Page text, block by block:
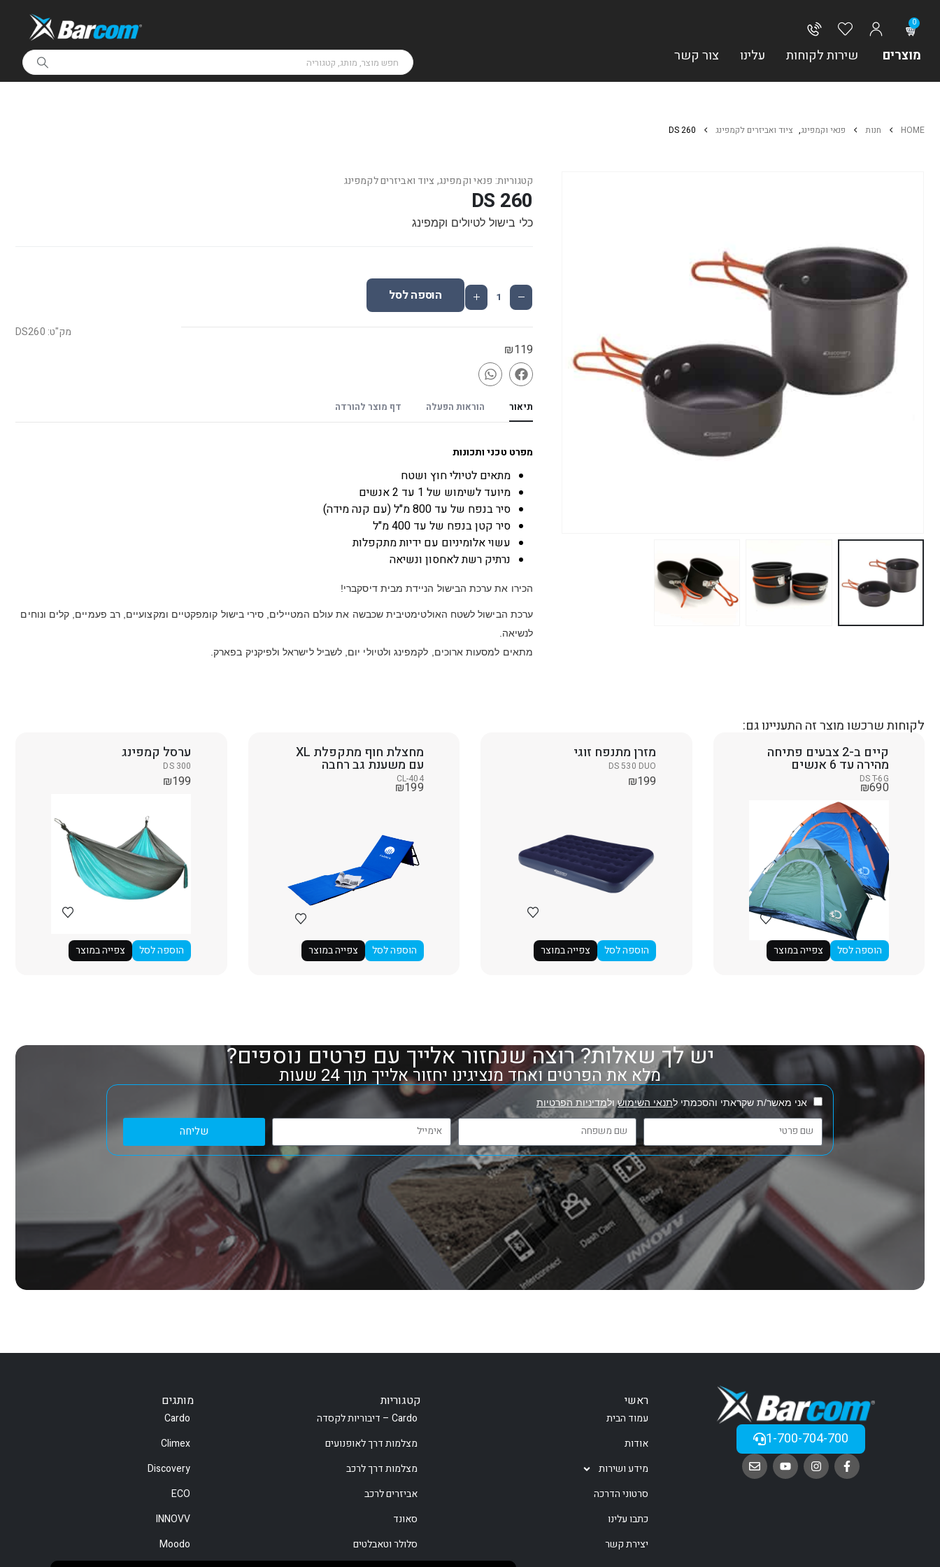
0
מוצרים שירות לקוחות עלינו צור קשר
HOME חנות פנאי וקמפינג, ציוד ואביזרים לקמפינג DS 260
קטגוריות: פנאי וקמפינג, ציוד ואביזרים לקמפינג
DS 260
כלי בישול לטיולים וקמפינג
₪119
מק"ט: DS260
הוספה לסל
תיאור הוראות הפעלה דף מוצר להורדה
מפרט טכני ותכונות
מתאים לטיולי חוץ ושטח
מיועד לשימוש של 1 עד 2 אנשים
סיר בנפח של עד 800 מ"ל (עם קנה מידה)
סיר קטן בנפח של עד 400 מ"ל
עשוי אלומיניום עם ידיות מתקפלות
נרתיק רשת לאחסון ונשיאה
הכירו את ערכת הבישול הניידת מבית דיסקברי!
ערכת הבישול לשטח האולטימטיבית שכבשה את עולם המטיילים, סירי בישול קומפקטיים ומקצועיים, רב פעמיים, קלים ונוחים
לנשיאה.
מתאים למסעות ארוכים, לקמפינג ולטיולי יום, לשביל לישראל ולפיקניק בפארק.
לקוחות שרכשו מוצר זה התעניינו גם:
קיים ב-2 צבעים פתיחה
מהירה עד 6 אנשים
DS T-6G
₪690
הוספה לסל צפייה במוצר
מזרן מתנפח זוגי
DS 530 DUO
₪199
הוספה לסל צפייה במוצר
מחצלת חוף מתקפלת XL
עם משענת גב רחבה
CL-404
₪199
הוספה לסל צפייה במוצר
ערסל קמפינג
DS 300
₪199
הוספה לסל צפייה במוצר
יש לך שאלות? רוצה שנחזור אלייך עם פרטים נוספים?
מלא את הפרטים ואחד מנציגינו יחזור אלייך תוך 24 שעות
אני מאשר/ת שקראתי והסכמתי לתנאי השימושולמדיניות הפרטיות
שליחה
1-700-704-700
ראשי
עמוד הבית
אודות
מידע ושירות
סרטוני הדרכה
כתבו עלינו
יצירת קשר
קטגוריות
Cardo – דיבוריות לקסדה
מצלמות דרך לאופנועים
מצלמות דרך לרכב
אביזרים לרכב
סאונד
סלולר וטאבלטים
מותגים
Cardo
Climex
Discovery
ECO
INNOVV
Moodo